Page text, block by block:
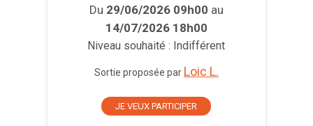
Du 29/06/2026 09h00 au
14/07/2026 18h00
Niveau souhaité : Indifférent
Sortie proposée par Loic L.
JE VEUX PARTICIPER